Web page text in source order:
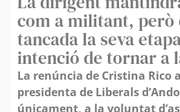
com a militant, però
tancada la seva
intenció de tornar a
La renúncia de Cristina Rico
presidenta de Liberals
únicament, a la voluntat